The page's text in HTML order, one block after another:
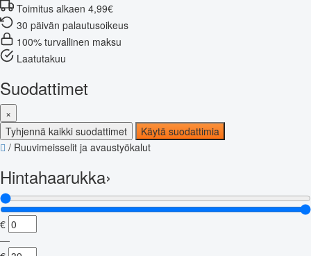
Toimitus alkaen 4,99€
30 päivän palautusoikeus
100% turvallinen maksu
Laatutakuu
Suodattimet
×
Tyhjennä kaikki suodattimet
Käytä suodattimia
/ Ruuvimeisselit ja avaustyökalut
Hintahaarukka›
€
—